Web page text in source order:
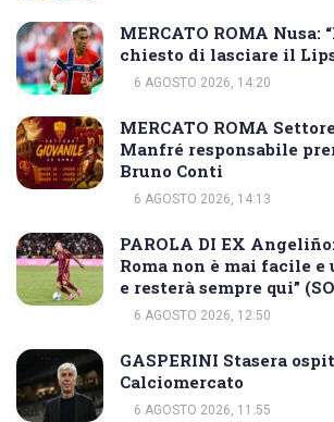
MERCATO ROMA Nusa:
chiesto di lasciare il
6 AGOSTO 2026, 14:20
MERCATO ROMA
Manfré responsabile
Bruno Conti
6 AGOSTO 2026, 14:13
PAROLA DI EX
Roma non è mai facile e
e resterà sempre qui”
6 AGOSTO 2026, 12:50
GASPERINI Stasera
Calciomercato
6 AGOSTO 2026, 11:55